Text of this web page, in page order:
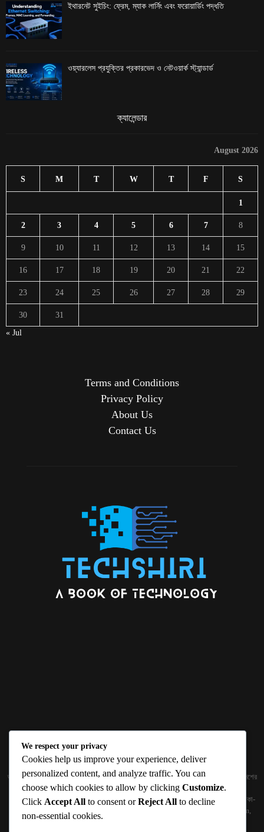
ইথারনেট সুইচিং: ফ্রেম, ম্যাক লার্নিং এবং ফরোয়ার্ডিং পদ্ধতি
ওয়্যারলেস প্রযুক্তির প্রকারভেদ ও নেটওয়ার্ক স্ট্যান্ডার্ড
ক্যালেন্ডার
August 2026
S M T W T F S
1
2 3 4 5 6 7 8
9 10 11 12 13 14 15
16 17 18 19 20 21 22
23 24 25 26 27 28 29
30
31
« Jul
Terms and Conditions
Privacy Policy
About Us
Contact Us
ABOUT US
জ্ঞান বিজ্ঞানের উৎকর্ষ আমাদের প্রভাবিত করে। আলোকিত করে। সেই আলো কে ধারণ কর দেশ ও বিদেশের
তথ্যপ্রযুক্তির অতিসাম্প্রতিক খবরাখবর পাঠকের হাতের মুঠোয় দিতে চায় টেকসিঁড়ি ডট কম।
প্রকাশক ও নির্বাহী সম্পাদকঃ সামিউল হক সুমন ১৮৮/১ (২য় তলা), ইনার সার্কুলার রোড, আরামবাগ, ঢাকা-
১০০০ মোবাইলঃ 01511759094, 01511759095 ইমেইলঃ
techshiribd@gmail.com,
info@techshiri.com
We respect your privacy
Cookies help us improve your experience, deliver
personalized content, and analyze traffic. You can
choose which cookies to allow by clicking Customize.
Click Accept All to consent orReject All to decline
non-essential cookies.